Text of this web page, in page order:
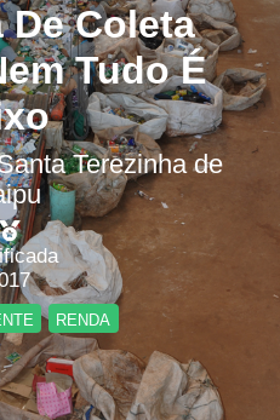
De Coleta
Tudo É
Terezinha de
RENDA